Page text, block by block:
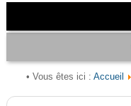
• Vous êtes ici : Accueil